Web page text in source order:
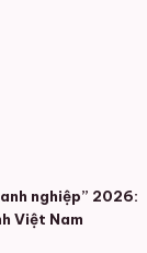
nghiệp” 2026:
Việt Nam